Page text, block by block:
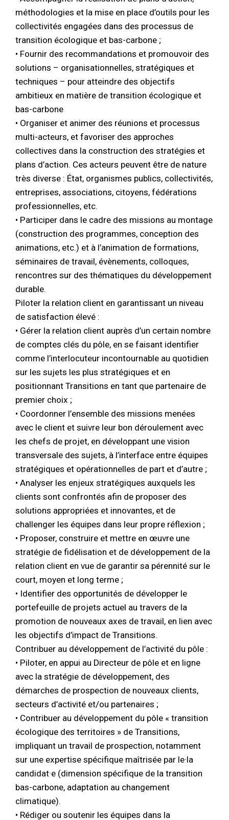
méthodologies et la mise en place d’outils pour les
collectivités engagées dans des processus de
transition écologique et bas-carbone ;
• Fournir des recommandations et promouvoir des
solutions – organisationnelles, stratégiques et
techniques – pour atteindre des objectifs
ambitieux en matière de transition écologique et
bas-carbone
• Organiser et animer des réunions et processus
multi-acteurs, et favoriser des approches
collectives dans la construction des stratégies et
plans d’action. Ces acteurs peuvent être de nature
très diverse : État, organismes publics, collectivités,
entreprises, associations, citoyens, fédérations
professionnelles, etc.
• Participer dans le cadre des missions au montage
(construction des programmes, conception des
animations, etc.) et à l’animation de formations,
séminaires de travail, évènements, colloques,
rencontres sur des thématiques du développement
durable.
Piloter la relation client en garantissant un niveau
de satisfaction élevé :
• Gérer la relation client auprès d’un certain nombre
de comptes clés du pôle, en se faisant identifier
comme l’interlocuteur incontournable au quotidien
sur les sujets les plus stratégiques et en
positionnant Transitions en tant que partenaire de
premier choix ;
• Coordonner l’ensemble des missions menées
avec le client et suivre leur bon déroulement avec
les chefs de projet, en développant une vision
transversale des sujets, à l’interface entre équipes
stratégiques et opérationnelles de part et d’autre ;
• Analyser les enjeux stratégiques auxquels les
clients sont confrontés afin de proposer des
solutions appropriées et innovantes, et de
challenger les équipes dans leur propre réflexion ;
• Proposer, construire et mettre en œuvre une
stratégie de fidélisation et de développement de la
relation client en vue de garantir sa pérennité sur le
court, moyen et long terme ;
• Identifier des opportunités de développer le
portefeuille de projets actuel au travers de la
promotion de nouveaux axes de travail, en lien avec
les objectifs d’impact de Transitions.
Contribuer au développement de l’activité du pôle :
• Piloter, en appui au Directeur de pôle et en ligne
avec la stratégie de développement, des
démarches de prospection de nouveaux clients,
secteurs d’activité et/ou partenaires ;
• Contribuer au développement du pôle « transition
écologique des territoires » de Transitions,
impliquant un travail de prospection, notamment
sur une expertise spécifique maîtrisée par le·la
candidat·e (dimension spécifique de la transition
bas-carbone, adaptation au changement
climatique).
• Rédiger ou soutenir les équipes dans la